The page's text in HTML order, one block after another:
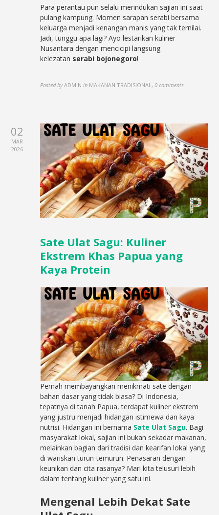
Para perantau pun selalu merindukan sajian ini saat
pulang kampung. Momen sarapan serabi bersama
keluarga menjadi kenangan manis yang tak ternilai.
Jadi, tunggu apa lagi? Ayo lestarikan kuliner
Nusantara dengan mencicipi langsung
kelezatan serabi bojonegoro!
Posted by ADMIN in MAKANAN TRADISIONAL,0 comments
02
MAR
2026
Sate Ulat Sagu: Kuliner
Ekstrem Khas Papua yang
Kaya Protein
Pernah membayangkan menikmati sate dengan
bahan dasar yang tidak biasa? Di Indonesia,
tepatnya di tanah Papua, terdapat kuliner ekstrem
yang justru menjadi hidangan istimewa dan kaya
nutrisi. Hidangan ini bernama Sate Ulat Sagu. Bagi
masyarakat lokal, sajian ini bukan sekadar makanan,
melainkan bagian dari tradisi dan kearifan lokal yang
di wariskan turun-temurun. Penasaran dengan
keunikan dan cita rasanya? Mari kita telusuri lebih
dalam tentang kuliner yang satu ini.
Mengenal Lebih Dekat Sate